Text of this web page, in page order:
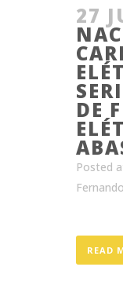
27
DE
Posted
Fernando
READ